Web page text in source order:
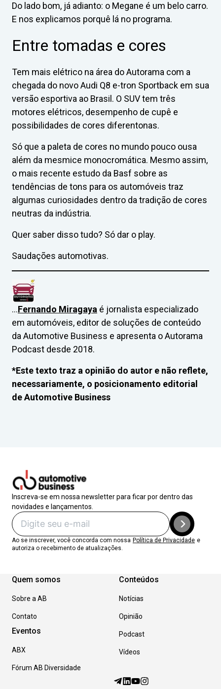
Do lado bom, já adianto: o Megane é um belo carro.
E nos explicamos porquê lá no programa.
Entre tomadas e cores
Tem mais elétrico na área do Autorama com a
chegada do novo Audi Q8 e-tron Sportback em sua
versão esportiva ao Brasil. O SUV tem três
motores elétricos, desempenho de cupê e
possibilidades de cores diferentonas.
Só que a paleta de cores no mundo pouco ousa
além da mesmice monocromática. Mesmo assim,
o mais recente estudo da Basf sobre as
tendências de tons para os automóveis traz
algumas curiosidades dentro da tradição de cores
neutras da indústria.
Quer saber disso tudo? Só dar o play.
Saudações automotivas.
…Fernando Miragaya é jornalista especializado
em automóveis, editor de soluções de conteúdo
da Automotive Business e apresenta o Autorama
Podcast desde 2018.
*Este texto traz a opinião do autor e não reflete,
necessariamente, o posicionamento editorial
de Automotive Business
Inscreva-se em nossa newsletter para ficar por dentro das
novidades e lançamentos.
Ao se inscrever, você concorda com nossa Política de Privacidade e
autoriza o recebimento de atualizações.
Quem somos
Sobre a AB
Contato
Eventos
ABX
Fórum AB Diversidade
Conteúdos
Notícias
Opinião
Podcast
Vídeos